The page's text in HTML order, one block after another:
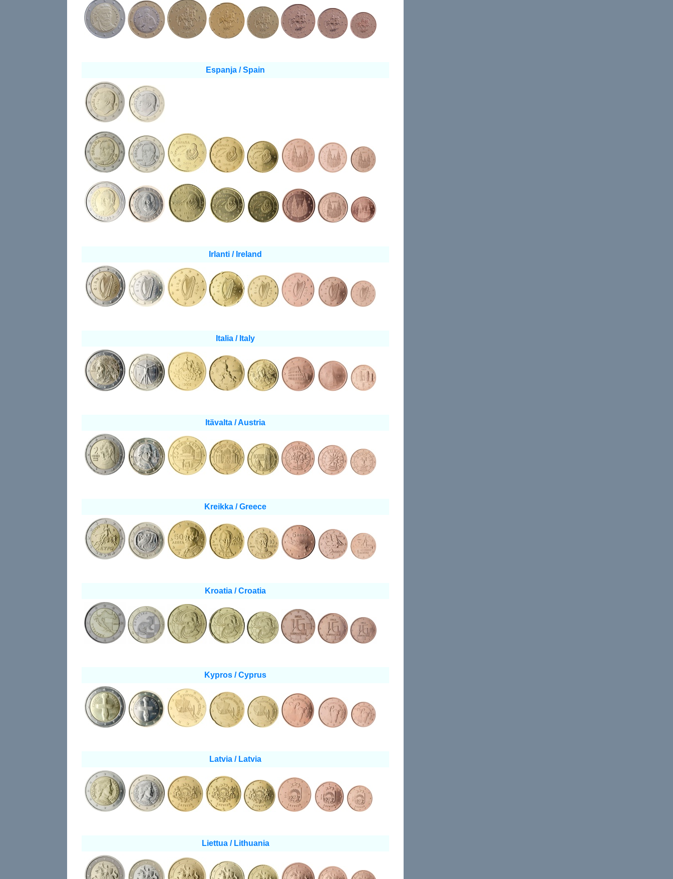
Espanja / Spain
Irlanti / Ireland
Italia / Italy
Itävalta / Austria
Kreikka / Greece
Kroatia / Croatia
Kypros / Cyprus
Latvia / Latvia
Liettua / Lithuania